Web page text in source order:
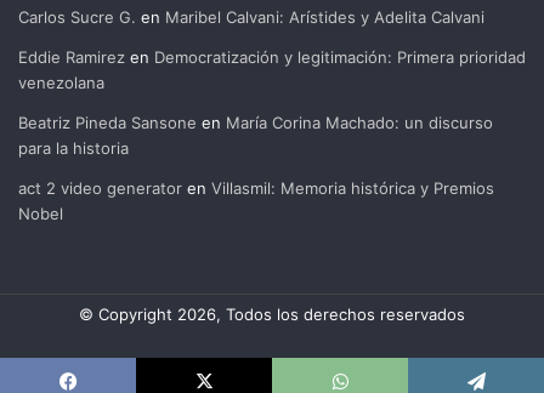
Carlos Sucre G. en Maribel Calvani: Arístides y Adelita Calvani
Eddie Ramirez en Democratización y legitimación: Primera prioridad
venezolana
Beatriz Pineda Sansone en María Corina Machado: un discurso
para la historia
act 2 video generator en Villasmil: Memoria histórica y Premios
Nobel
© Copyright 2026, Todos los derechos reservados